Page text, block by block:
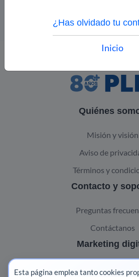
¿Has olvidado tu
Inicio
Quiénes
Misión y visión
Aviso de
Términos y
Contacto y
Preguntas
Contáctanos
Marketing
Pharma
Esta página emplea tanto cookies